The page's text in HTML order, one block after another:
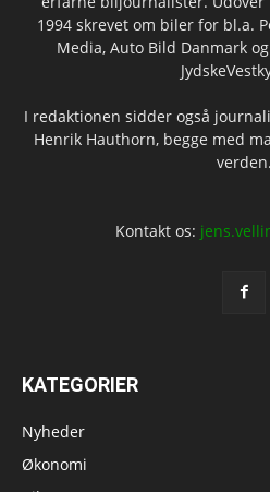
1994 skrevet om biler for bl.a.
Media, Auto Bild Danmark
I redaktionen sidder også
Henrik Hauthorn, begge med
verden.
Kontakt os:
KATEGORIER
Nyheder
Økonomi